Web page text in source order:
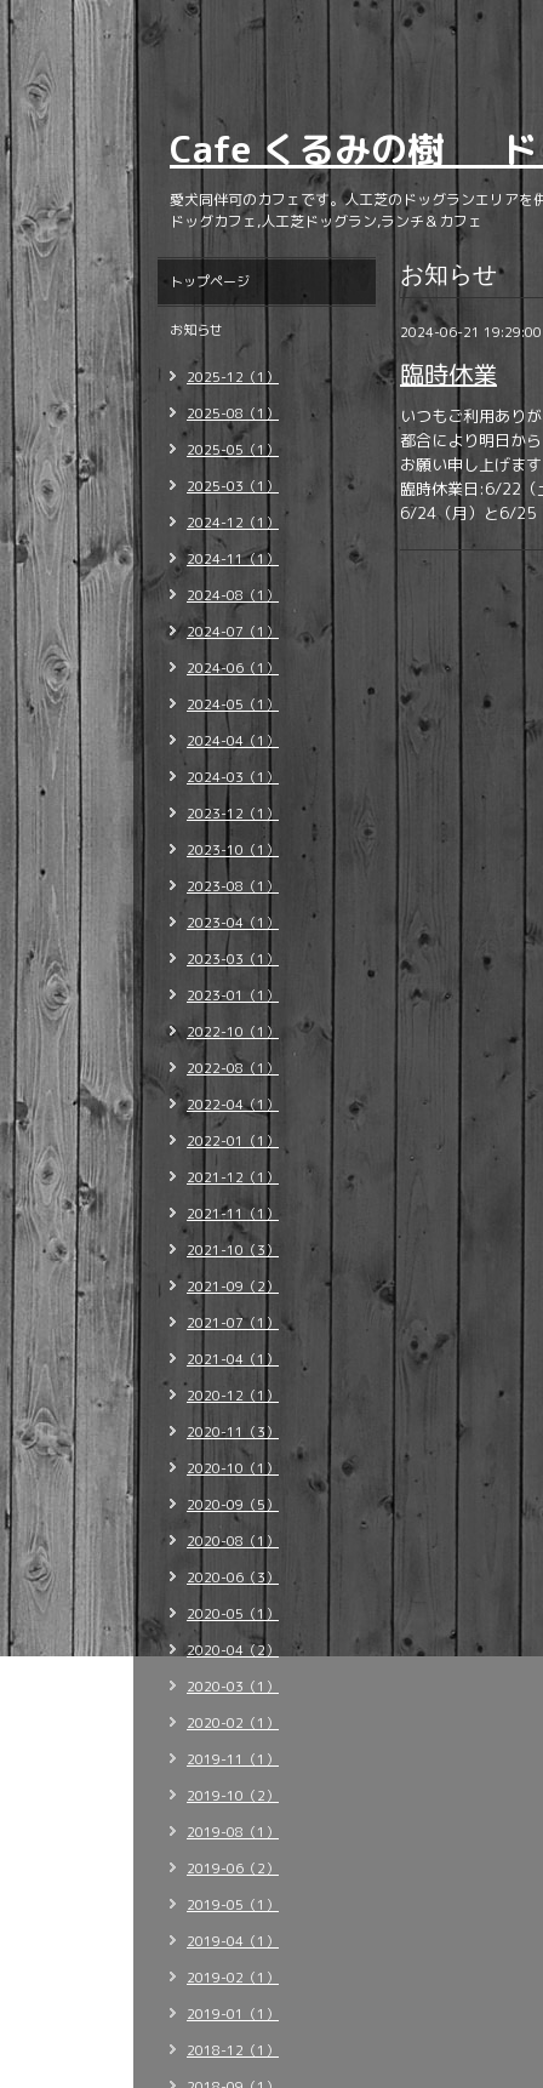
Cafe くるみの樹 ド
愛犬同伴可のカフェです。人工芝のドッグランエリア
ドッグカフェ,人工芝ドッグラン,ランチ＆カフェ
お知らせ
2024-06-21 19:29:00
臨時休業
いつもご利用あり
都合により明日か
お願い申し上げま
臨時休業日:6/22
6/24（月）と6/25
トップページ
お知らせ
2025-12（1）
2025-08（1）
2025-05（1）
2025-03（1）
2024-12（1）
2024-11（1）
2024-08（1）
2024-07（1）
2024-06（1）
2024-05（1）
2024-04（1）
2024-03（1）
2023-12（1）
2023-10（1）
2023-08（1）
2023-04（1）
2023-03（1）
2023-01（1）
2022-10（1）
2022-08（1）
2022-04（1）
2022-01（1）
2021-12（1）
2021-11（1）
2021-10（3）
2021-09（2）
2021-07（1）
2021-04（1）
2020-12（1）
2020-11（3）
2020-10（1）
2020-09（5）
2020-08（1）
2020-06（3）
2020-05（1）
2020-04（2）
2020-03（1）
2020-02（1）
2019-11（1）
2019-10（2）
2019-08（1）
2019-06（2）
2019-05（1）
2019-04（1）
2019-02（1）
2019-01（1）
2018-12（1）